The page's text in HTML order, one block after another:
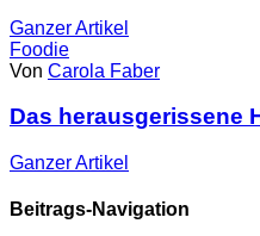
GanzerArtikel
Foodie
Von Carola Faber
Das herausgerissene
GanzerArtikel
Beitrags-Navigation